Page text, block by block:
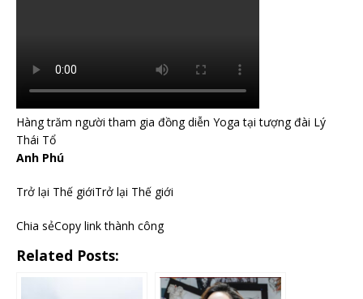
Hàng trăm người tham gia đồng diễn Yoga tại tượng đài Lý
Thái Tổ
Anh Phú
Trở lại Thế giớiTrở lại Thế giới
Chia sẻCopy link thành công
Related Posts: